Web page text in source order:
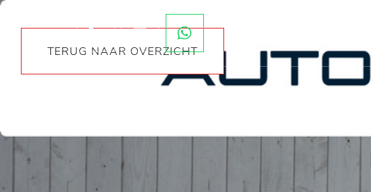
TERUG NAAR OVERZICHT